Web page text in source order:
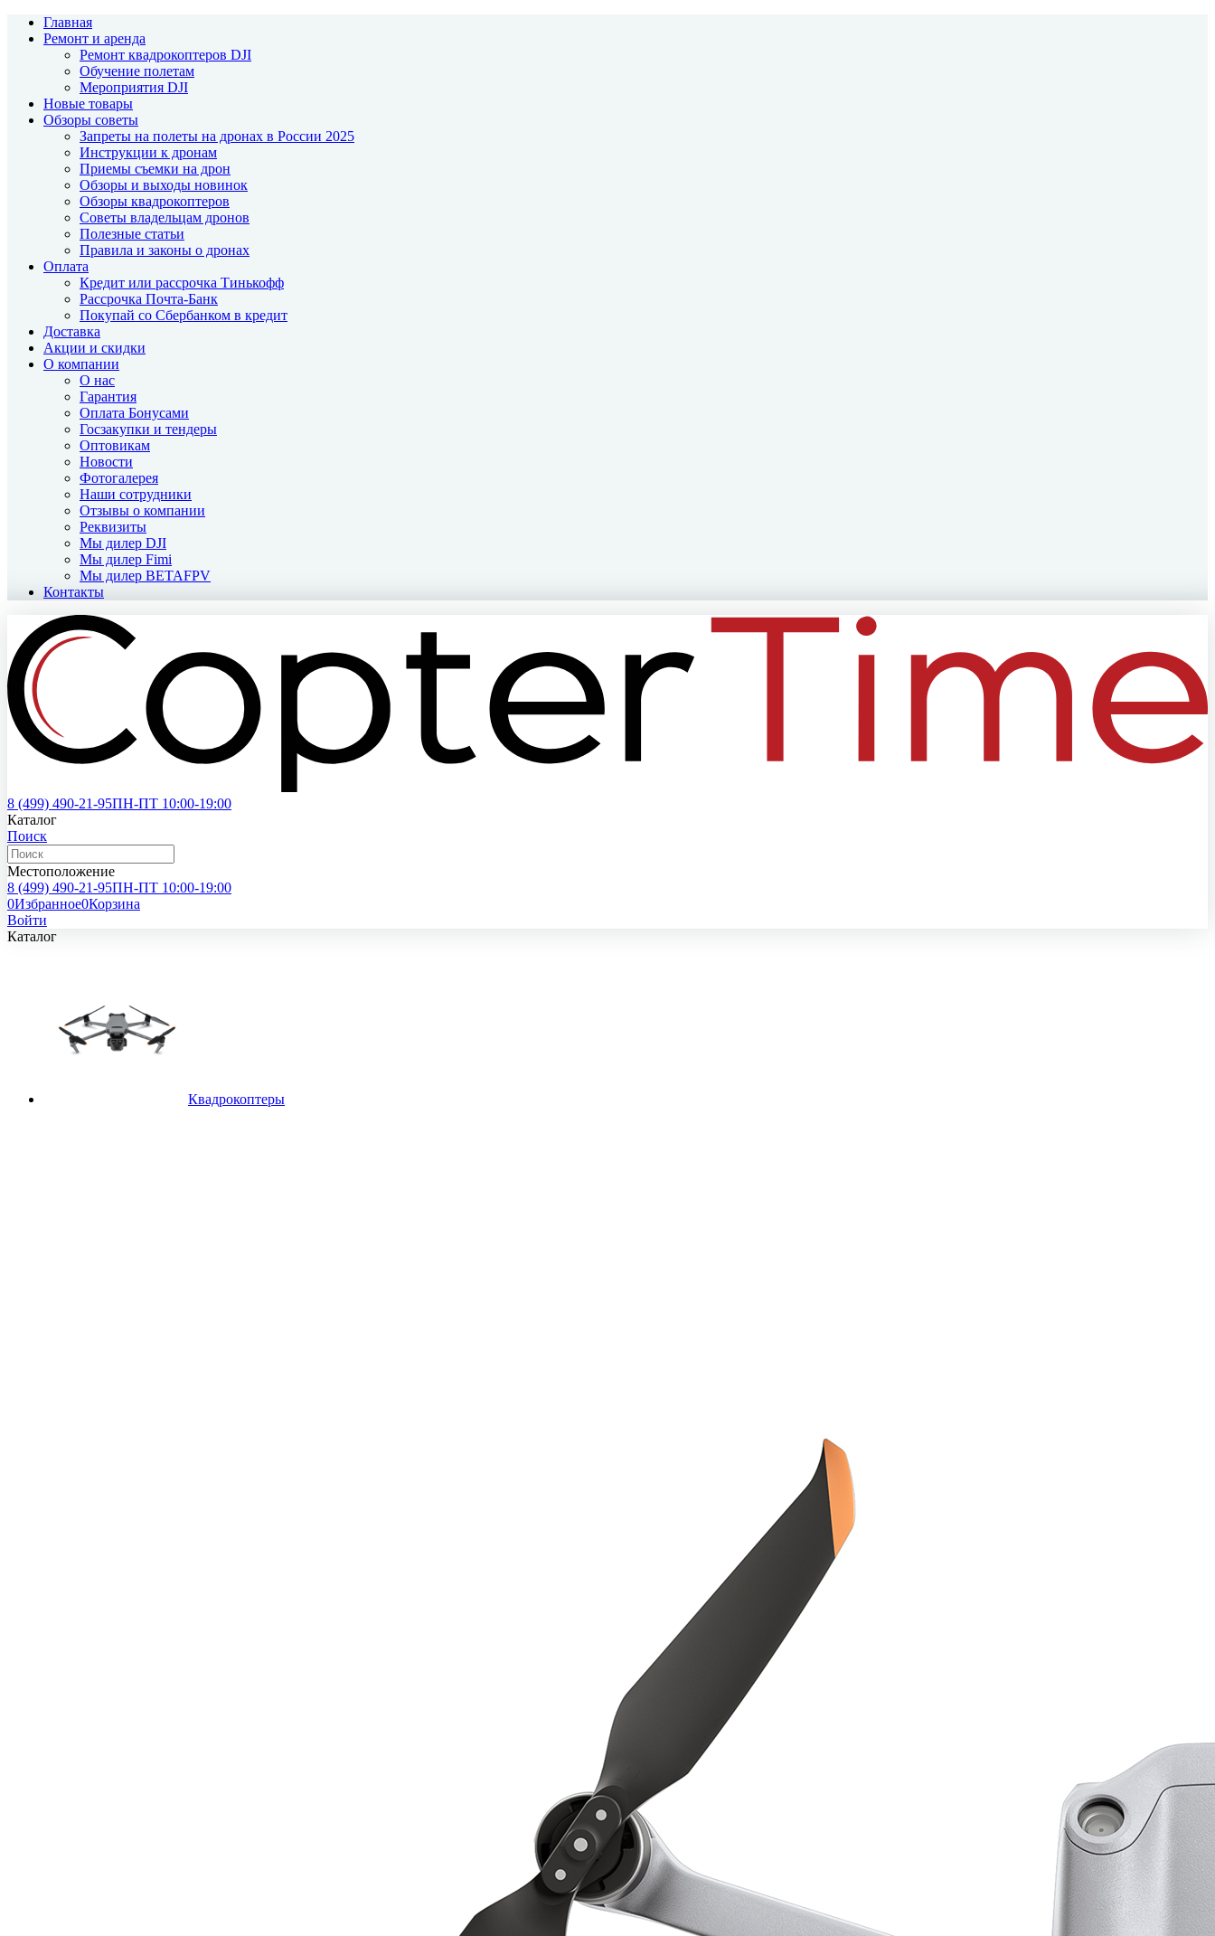
Главная
Ремонт и аренда
Ремонт квадрокоптеров DJI
Обучение полетам
Мероприятия DJI
Новые товары
Обзоры советы
Запреты на полеты на дронах в России 2025
Инструкции к дронам
Приемы съемки на дрон
Обзоры и выходы новинок
Обзоры квадрокоптеров
Советы владельцам дронов
Полезные статьи
Правила и законы о дронах
Оплата
Кредит или рассрочка Тинькофф
Рассрочка Почта-Банк
Покупай со Сбербанком в кредит
Доставка
Акции и скидки
О компании
О нас
Гарантия
Оплата Бонусами
Госзакупки и тендеры
Оптовикам
Новости
Фотогалерея
Наши сотрудники
Отзывы о компании
Реквизиты
Мы дилер DJI
Мы дилер Fimi
Мы дилер BETAFPV
Контакты
8 (499) 490-21-95ПН-ПТ 10:00-19:00
Каталог
Поиск
Местоположение
8 (499) 490-21-95ПН-ПТ 10:00-19:00
0Избранное0Корзина
Войти
Каталог
Квадрокоптеры